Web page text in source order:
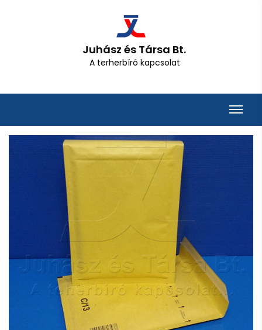
Juhász és Társa Bt.
A terherbíró kapcsolat